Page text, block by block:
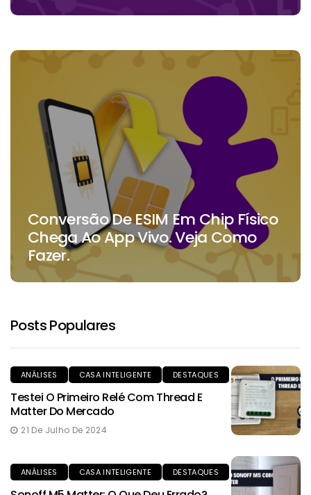
Conversão De ESIM Em Chip Físico
Chega Ao App Vivo. Veja Como
Fazer.
Posts Populares
ANÁLISES CASA INTELIGENTE DESTAQUES
Testei O Primeiro Relé Com Thread E
Matter Do Mercado
21 De Julho De 2024
ANÁLISES CASA INTELIGENTE DESTAQUES